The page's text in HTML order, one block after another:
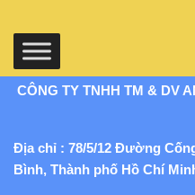
CÔNG TY TNHH TM & DV
Địa chỉ : 78/5/12 Đường
Bình, Thành phố Hồ Chí